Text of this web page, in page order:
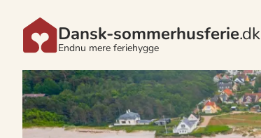
Dansk-sommerhusferie.dk
Endnu mere feriehygge